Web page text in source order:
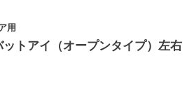
用
トアイ（オープンタイプ）左右